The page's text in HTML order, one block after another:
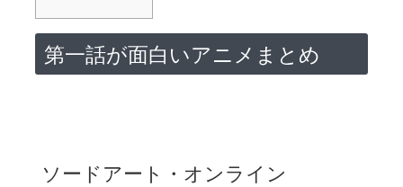
第一話が面白いアニメまとめ
ソードアート・オンライン